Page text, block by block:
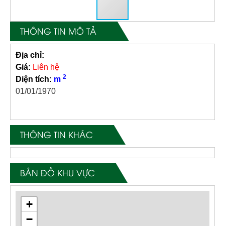
THÔNG TIN MÔ TẢ
Địa chỉ:
Giá: Liên hệ
Diện tích: m 2
01/01/1970
THÔNG TIN KHÁC
BẢN ĐỒ KHU VỰC
+
−